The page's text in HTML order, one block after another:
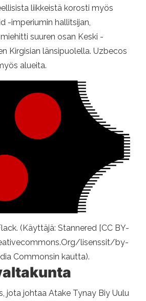
liikkeistä korosti myös
-imperiumin hallitsijan,
suuren osan Keski -
Kirgisian länsipuolella. Uzbecos
alueita.
(Käyttäjä: Stannered [CC BY-
lisenssit/by-
Commonsin kautta).
jota johtaa Atake Tynay Biy Uulu